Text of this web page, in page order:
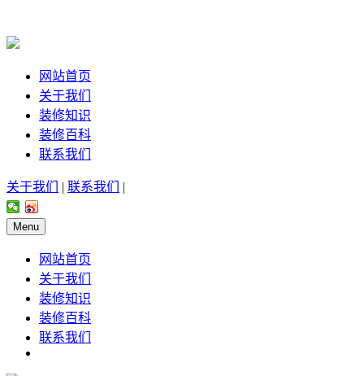
网站首页
关于我们
装修知识
装修百科
联系我们
关于我们 | 联系我们 |
Menu
网站首页
关于我们
装修知识
装修百科
联系我们